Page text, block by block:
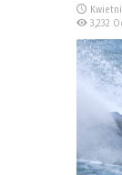
3,232